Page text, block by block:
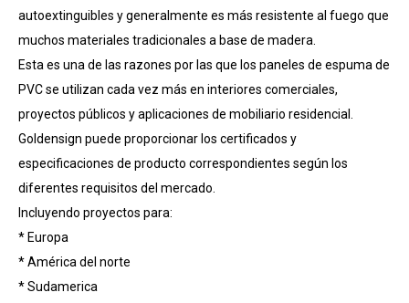
autoextinguibles y generalmente es más resistente al fuego que
muchos materiales tradicionales a base de madera.
Esta es una de las razones por las que los paneles de espuma de
PVC se utilizan cada vez más en interiores comerciales,
proyectos públicos y aplicaciones de mobiliario residencial.
Goldensign puede proporcionar los certificados y
especificaciones de producto correspondientes según los
diferentes requisitos del mercado.
Incluyendo proyectos para:
* Europa
* América del norte
* Sudamerica